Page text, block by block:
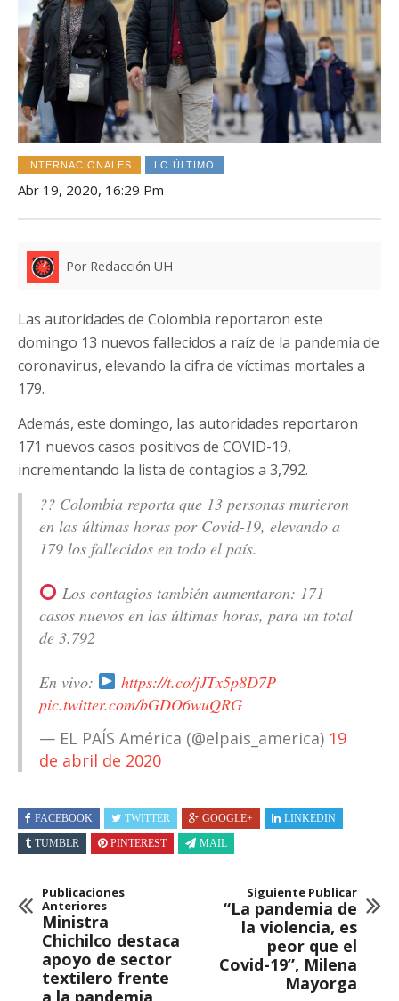
INTERNACIONALES LO ÚLTIMO
Abr 19, 2020, 16:29 Pm
Por Redacción UH
Las autoridades de Colombia reportaron este
domingo 13 nuevos fallecidos a raíz de la pandemia de
coronavirus, elevando la cifra de víctimas mortales a
179.
Además, este domingo, las autoridades reportaron
171 nuevos casos positivos de COVID-19,
incrementando la lista de contagios a 3,792.
?? Colombia reporta que 13 personas murieron
en las últimas horas por Covid-19, elevando a
179 los fallecidos en todo el país.
Los contagios también aumentaron: 171
casos nuevos en las últimas horas, para un total
de 3.792
En vivo:
https://t.co/jJTx5p8D7P
pic.twitter.com/bGDO6wuQRG
— EL PAÍS América (@elpais_america) 19
de abril de 2020
FACEBOOK TWITTER GOOGLE+
LINKEDIN
TUMBLR
PINTEREST MAIL
Publicaciones
Anteriores
Ministra
Chichilco destaca
apoyo de sector
textilero frente
a la pandemia
Siguiente Publicar
“La pandemia de
la violencia, es
peor que el
Covid-19”, Milena
Mayorga